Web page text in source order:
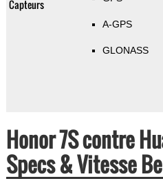
Capteurs
A-GPS
GLONASS
Honor 7S contre
Specs & Vitesse